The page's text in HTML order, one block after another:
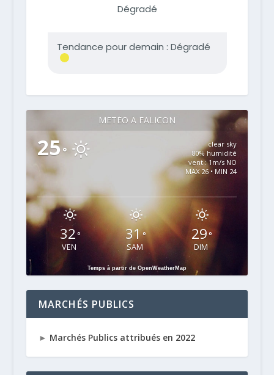
MÉTÉO À FALICON
25°
clear sky
80% humidité
vent : 1m/s NO
MAX 26 • MIN 24
32°
VEN
31°
SAM
29°
DIM
Temps à partir de OpenWeatherMap
MARCHÉS PUBLICS
► Marchés Publics attribués en 2022